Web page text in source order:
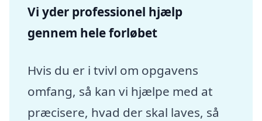
Vi yder professionel hjælp
gennem hele forløbet
Hvis du er i tvivl om opgavens
omfang, så kan vi hjælpe med at
præcisere, hvad der skal laves, så